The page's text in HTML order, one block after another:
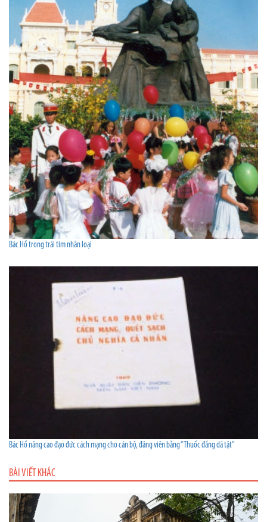
Bác Hồ trong trái tim nhân loại
Bác Hồ nâng cao đạo đức cách mạng cho cán bộ, đảng viên bằng “Thuốc đắng dã tật”
BÀI VIẾT KHÁC